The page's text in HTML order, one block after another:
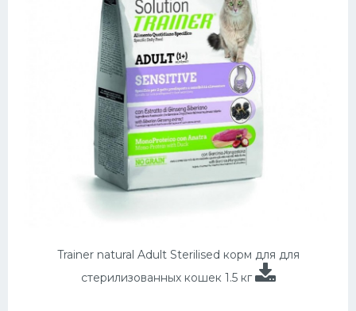
Trainer natural Adult Sterilised корм для для
стерилизованных кошек 1.5 кг